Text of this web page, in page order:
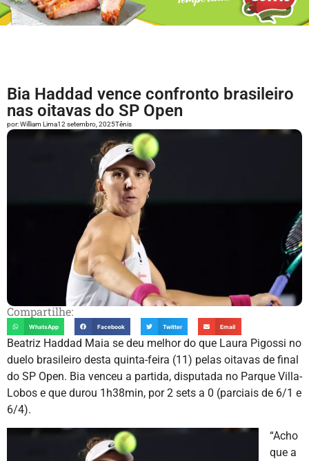
Bia Haddad vence confronto brasileiro
nas oitavas do SP Open
por:William Lima12 setembro, 2025Tênis
Compartilhe:
WhatsApp Facebook Twitter Email
Beatriz Haddad Maia se deu melhor do que Laura Pigossi no
duelo brasileiro desta quinta-feira (11) pelas oitavas de final
do SP Open. Bia venceu a partida, disputada no Parque Villa-
Lobos e que durou 1h38min, por 2 sets a 0 (parciais de 6/1 e
6/4).
“Acho
que a